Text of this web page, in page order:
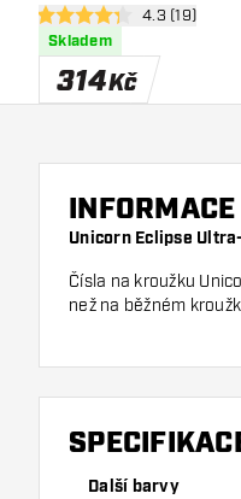
otevřít panel
4.3 hodnoticí hvězdičky
4.3 (19)
Skladem
314Kč
Unicorn Eclipse
Čísla na kroužku
než na běžném
Další barvy